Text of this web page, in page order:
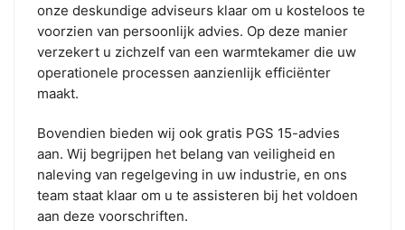
onze deskundige adviseurs klaar om u kosteloos te
voorzien van persoonlijk advies. Op deze manier
verzekert u zichzelf van een warmtekamer die uw
operationele processen aanzienlijk efficiënter
maakt.
Bovendien bieden wij ook gratis PGS 15-advies
aan. Wij begrijpen het belang van veiligheid en
naleving van regelgeving in uw industrie, en ons
team staat klaar om u te assisteren bij het voldoen
aan deze voorschriften.